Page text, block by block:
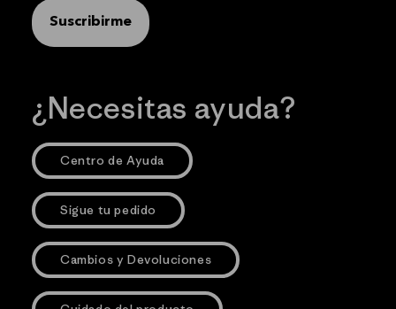
Suscribirme
¿Necesitas ayuda?
Centro de Ayuda
Sigue tu pedido
Cambios y Devoluciones